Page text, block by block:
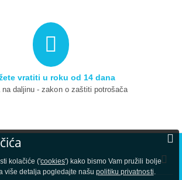
vratiti u roku od 14 dana
na daljinu - zakon o zaštiti potrošača
kolačiće ('cookies') kako bismo Vam pružili bolje
više detalja pogledajte našupolitiku privatnosti.